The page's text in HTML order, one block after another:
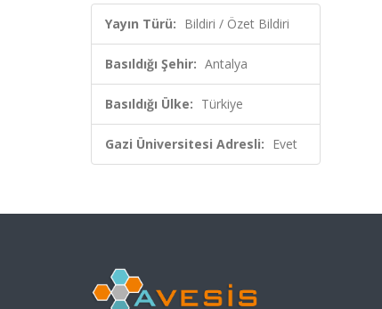
Yayın Türü: Bildiri / Özet Bildiri
Basıldığı Şehir: Antalya
Basıldığı Ülke: Türkiye
Gazi Üniversitesi Adresli: Evet